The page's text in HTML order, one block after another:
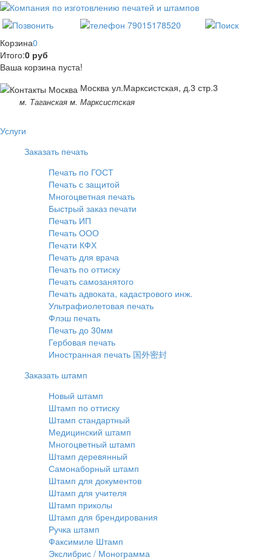
Корзина0
Итого:0 руб
Ваша корзина пуста!
Москва ул.Марксистская, д.3 стр.3
м. Таганская м. Марксистская
Услуги
Заказать печать
Печать по ГОСТ
Печать с защитой
Многоцветная печать
Быстрый заказ печати
Печать ИП
Печать ООО
Печати КФХ
Печать для врача
Печать по оттиску
Печать самозанятого
Печать адвоката, кадастрового инж.
Ультрафиолетовая печать
Флэш печать
Печать до 30мм
Гербовая печать
Иностранная печать 国外密封
Заказать штамп
Новый штамп
Штамп по оттиску
Штамп стандартный
Медицинский штамп
Многоцветный штамп
Штамп деревянный
Самонаборный штамп
Штамп для документов
Штамп для учителя
Штамп приколы
Штамп для брендирования
Ручка штамп
Факсимиле Штамп
Экслибрис / Монограмма